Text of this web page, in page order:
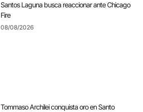
Santos Laguna busca reaccionar ante Chicago
Fire
08/08/2026
Tommaso Archilei conquista oro en Santo